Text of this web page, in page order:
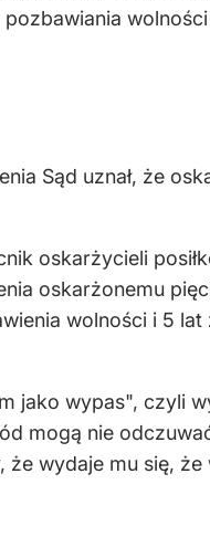
Sąd uznał, że
oskarżycieli
oskarżonemu
wolności i 5
jako wypas", czyli
mogą nie
że wydaje mu się,